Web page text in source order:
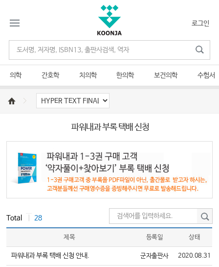
로그인
의학 간호학 치의학 한의학 보건의학 수험서
파워내과 부록 택배 신청
Total 28
제목 등록일 상태
파워내과 부록 택배 신청 안내. 군자출판사 2020.08.31